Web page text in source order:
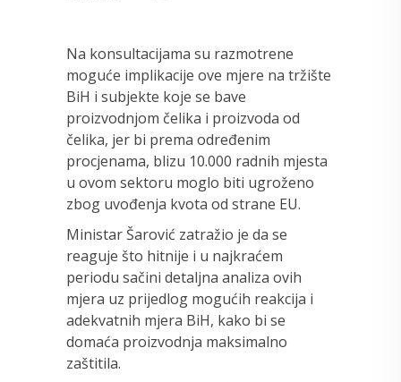
Na konsultacijama su razmotrene
moguće implikacije ove mjere na tržište
BiH i subjekte koje se bave
proizvodnjom čelika i proizvoda od
čelika, jer bi prema određenim
procjenama, blizu 10.000 radnih mjesta
u ovom sektoru moglo biti ugroženo
zbog uvođenja kvota od strane EU.
Ministar Šarović zatražio je da se
reaguje što hitnije i u najkraćem
periodu sačini detaljna analiza ovih
mjera uz prijedlog mogućih reakcija i
adekvatnih mjera BiH, kako bi se
domaća proizvodnja maksimalno
zaštitila.